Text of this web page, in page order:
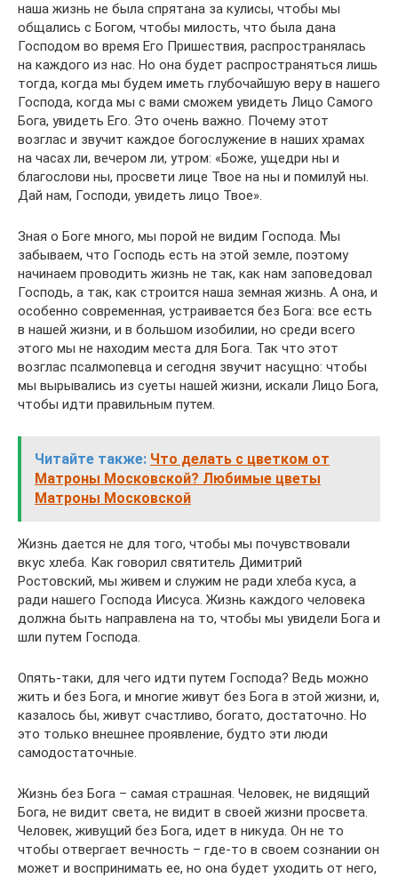
наша жизнь не была спрятана за кулисы, чтобы мы
общались с Богом, чтобы милость, что была дана
Господом во время Его Пришествия, распространялась
на каждого из нас. Но она будет распространяться лишь
тогда, когда мы будем иметь глубочайшую веру в нашего
Господа, когда мы с вами сможем увидеть Лицо Самого
Бога, увидеть Его. Это очень важно. Почему этот
возглас и звучит каждое богослужение в наших храмах
на часах ли, вечером ли, утром: «Боже, ущедри ны и
благослови ны, просвети лице Твое на ны и помилуй ны.
Дай нам, Господи, увидеть лицо Твое».
Зная о Боге много, мы порой не видим Господа. Мы
забываем, что Господь есть на этой земле, поэтому
начинаем проводить жизнь не так, как нам заповедовал
Господь, а так, как строится наша земная жизнь. А она, и
особенно современная, устраивается без Бога: все есть
в нашей жизни, и в большом изобилии, но среди всего
этого мы не находим места для Бога. Так что этот
возглас псалмопевца и сегодня звучит насущно: чтобы
мы вырывались из суеты нашей жизни, искали Лицо Бога,
чтобы идти правильным путем.
Читайте также: Что делать с цветком от
Матроны Московской? Любимые цветы
Матроны Московской
Жизнь дается не для того, чтобы мы почувствовали
вкус хлеба. Как говорил святитель Димитрий
Ростовский, мы живем и служим не ради хлеба куса, а
ради нашего Господа Иисуса. Жизнь каждого человека
должна быть направлена на то, чтобы мы увидели Бога и
шли путем Господа.
Опять-таки, для чего идти путем Господа? Ведь можно
жить и без Бога, и многие живут без Бога в этой жизни, и,
казалось бы, живут счастливо, богато, достаточно. Но
это только внешнее проявление, будто эти люди
самодостаточные.
Жизнь без Бога – самая страшная. Человек, не видящий
Бога, не видит света, не видит в своей жизни просвета.
Человек, живущий без Бога, идет в никуда. Он не то
чтобы отвергает вечность – где-то в своем сознании он
может и воспринимать ее, но она будет уходить от него,